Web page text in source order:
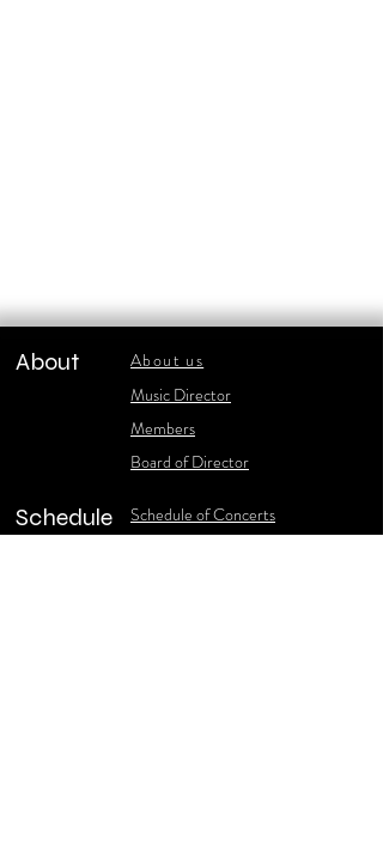
About
About us
​Music Director
​Members
Board of Director
Schedule
Schedule of Concerts